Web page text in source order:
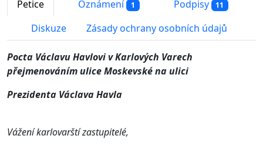
Petice Oznámení 1 Podpisy 11
Diskuze Zásady ochrany osobních údajů
Pocta Václavu Havlovi v Karlových Varech
přejmenováním ulice Moskevské na ulici
Prezidenta Václava Havla
Vážení karlovarští zastupitelé,